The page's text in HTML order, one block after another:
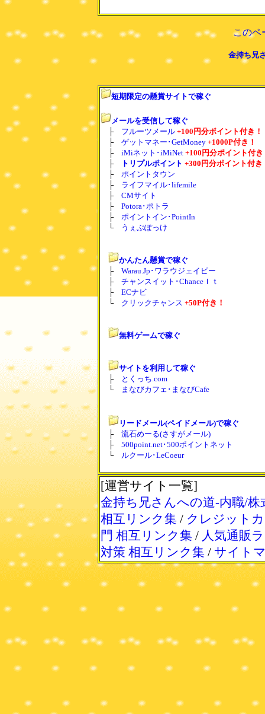
このペ
金持ち兄
短期限定の懸賞サイトで稼ぐ
メールを受信して稼ぐ
├ フルーツメール +100円分ポイント付き！
├ ゲットマネー･GetMoney +1000P付き！
├ iMiネット･iMiNet +100円分ポイント付き
├
トリプルポイント +300円分ポイント付き
├ ポイントタウン
├ ライフマイル･lifemile
├ CMサイト
├ Potora･ポトラ
├ ポイントイン･PointIn
└
うぇぶぽっけ
かんたん懸賞で稼ぐ
├ Warau.Jp･ワラウジェイピー
├ チャンスイット･ChanceＩｔ
├ ECナビ
└ クリックチャンス +50P付き！
無料ゲームで稼ぐ
サイトを利用して稼ぐ
├
とくっち.com
└
まなびカフェ･まなびCafe
リードメール(ペイドメール)で稼ぐ
├ 流石めーる(さすがメール)
├ 500point.net･500ポイントネット
└
ルクール･LeCoeur
[運営サイト一覧]
金持ち兄さんへの道-内職/株
相互リンク集 / クレジット
門 相互リンク集 / 人気通販
対策 相互リンク集 / サイト